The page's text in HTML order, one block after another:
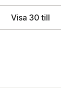
Visa 30 till